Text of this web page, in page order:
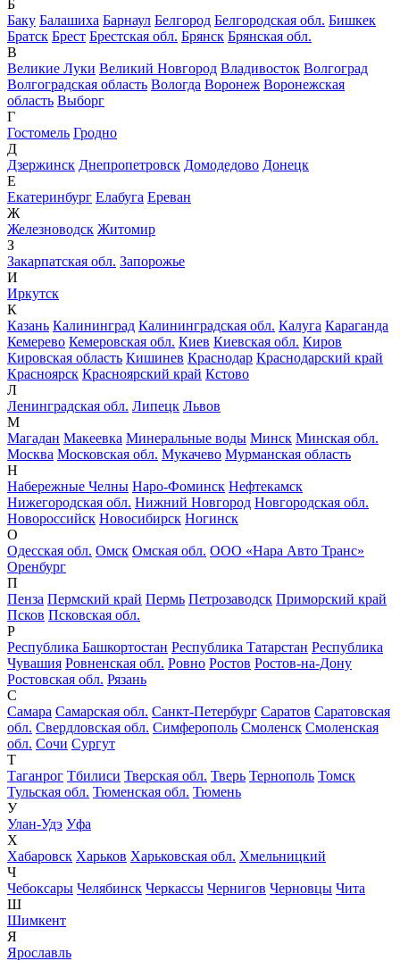
Б
Баку Балашиха Барнаул Белгород Белгородская обл. Бишкек
Братск Брест Брестская обл. Брянск Брянская обл.
В
Великие Луки Великий Новгород Владивосток Волгоград
Волгоградская область Вологда Воронеж Воронежская
область Выборг
Г
Гостомель Гродно
Д
Дзержинск Днепропетровск Домодедово Донецк
Е
Екатеринбург Елабуга Ереван
Ж
Железноводск Житомир
З
Закарпатская обл. Запорожье
И
Иркутск
К
Казань Калининград Калининградская обл. Калуга Караганда
Кемерево Кемеровская обл. Киев Киевская обл. Киров
Кировская область Кишинев Краснодар Краснодарский край
Красноярск Красноярский край Кстово
Л
Ленинградская обл. Липецк Львов
М
Магадан Макеевка Минеральные воды Минск Минская обл.
Москва Московская обл. Мукачево Мурманская область
Н
Набережные Челны Наро-Фоминск Нефтекамск
Нижегородская обл. Нижний Новгород Новгородская обл.
Новороссийск Новосибирск Ногинск
О
Одесская обл. Омск Омская обл. ООО «Нара Авто Транс»
Оренбург
П
Пенза Пермский край Пермь Петрозаводск Приморский край
Псков Псковская обл.
Р
Республика Башкортостан Республика Татарстан Республика
Чувашия Ровненская обл. Ровно Ростов Ростов-на-Дону
Ростовская обл. Рязань
С
Самара Самарская обл. Санкт-Петербург Саратов Саратовская
обл. Свердловская обл. Симферополь Смоленск Смоленская
обл. Сочи Сургут
Т
Таганрог Тбилиси Тверская обл. Тверь Тернополь Томск
Тульская обл. Тюменская обл. Тюмень
У
Улан-Удэ Уфа
Х
Хабаровск Харьков Харьковская обл. Хмельницкий
Ч
Чебоксары Челябинск Черкассы Чернигов Черновцы Чита
Ш
Шимкент
Я
Ярославль